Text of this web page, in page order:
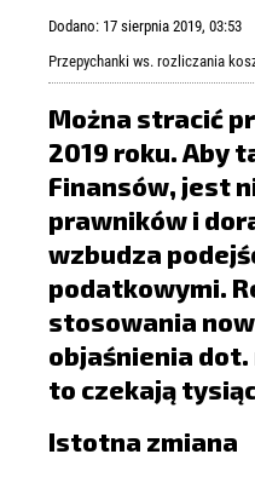
KULTURA
LIFESTYLE
OPINIE I
Dodano: 17 sierpnia 2019, 03:53
Przepychanki ws. rozliczania
Można stracić
2019 roku. Aby
Finansów, jest
prawników i
wzbudza
podatkowymi.
stosowania
objaśnienia
to czekają
Istotna zmiana